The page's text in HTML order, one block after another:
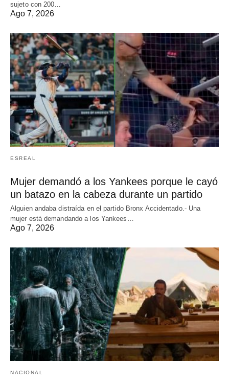
sujeto con 200…
Ago 7, 2026
ESREAL
Mujer demandó a los Yankees porque le cayó
un batazo en la cabeza durante un partido
Alguien andaba distraída en el partido Bronx Accidentado.- Una
mujer está demandando a los Yankees…
Ago 7, 2026
NACIONAL